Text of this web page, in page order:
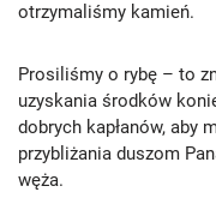
otrzymaliśmy kamień.
Prosiliśmy o rybę – to
uzyskania środków
dobrych kapłanów, aby
przybliżania duszom
węża.